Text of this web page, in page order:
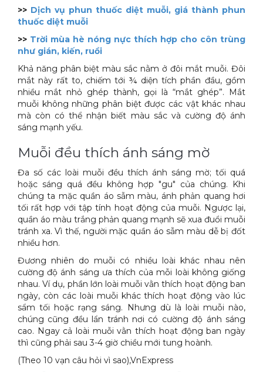
Máy diệt côn trùng
Máy hút bụi
Xe đẩy làm vệ sinh Sài Gòn
>> Dịch vụ phun thuốc diệt muỗi, giá thành phun
thuốc diệt muỗi
>> Trời mùa hè nóng nực thích hợp cho côn trùng
như gián, kiến, ruồi
Khả năng phân biệt màu sắc nằm ở đôi mắt muỗi. Đôi
mắt này rất to, chiếm tới ¾ diện tích phần đầu, gồm
nhiều mắt nhỏ ghép thành, gọi là “mắt ghép”. Mắt
muỗi không những phân biệt được các vật khác nhau
mà còn có thể nhận biết màu sắc và cường độ ánh
sáng mạnh yếu.
Muỗi đều thích ánh sáng mờ
Đa số các loài muỗi đều thích ánh sáng mờ; tối quá
hoặc sáng quá đều không hợp "gu" của chúng. Khi
chúng ta mặc quần áo sẫm màu, ánh phản quang hơi
tối rất hợp với tập tính hoạt động của muỗi. Ngược lại,
quần áo màu trắng phản quang mạnh sẽ xua đuổi muỗi
tránh xa. Vì thế, người mặc quần áo sẫm màu dễ bị đốt
nhiều hơn.
Đương nhiên do muỗi có nhiều loài khác nhau nên
cường độ ánh sáng ưa thích của mỗi loài không giống
nhau. Ví dụ, phần lớn loài muỗi vằn thích hoạt động ban
ngày, còn các loài muỗi khác thích hoạt động vào lúc
sẩm tối hoặc rạng sáng. Nhưng dù là loài muỗi nào,
chúng cũng đều lẩn tránh nơi có cường độ ánh sáng
cao. Ngay cả loài muỗi vằn thích hoạt động ban ngày
thì cũng phải sau 3-4 giờ chiều mới tung hoành.
(Theo 10 vạn câu hỏi vì sao),VnExpress